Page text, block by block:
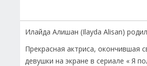
Илайда Алишан (Ilayda Alisan)
Прекрасная актриса, окончившая
девушки на экране в сериале « Я